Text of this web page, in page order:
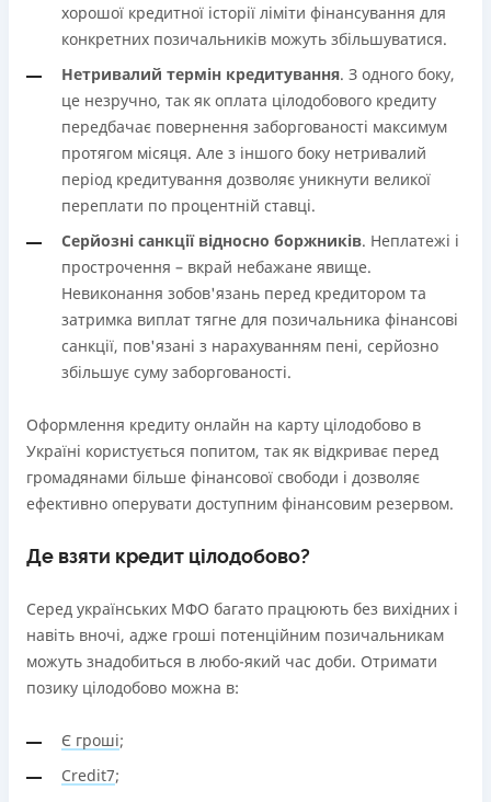
хорошої кредитної історії ліміти фінансування для
конкретних позичальників можуть збільшуватися.
Нетривалий термін кредитування. З одного боку,
це незручно, так як оплата цілодобового кредиту
передбачає повернення заборгованості максимум
протягом місяця. Але з іншого боку нетривалий
період кредитування дозволяє уникнути великої
переплати по процентній ставці.
Серйозні санкції відносно боржників. Неплатежі і
прострочення – вкрай небажане явище.
Невиконання зобов'язань перед кредитором та
затримка виплат тягне для позичальника фінансові
санкції, пов'язані з нарахуванням пені, серйозно
збільшує суму заборгованості.
Оформлення кредиту онлайн на карту цілодобово в
Україні користується попитом, так як відкриває перед
громадянами більше фінансової свободи і дозволяє
ефективно оперувати доступним фінансовим резервом.
Де взяти кредит цілодобово?
Серед українських МФО багато працюють без вихідних і
навіть вночі, адже гроші потенційним позичальникам
можуть знадобиться в любо-який час доби. Отримати
позику цілодобово можна в:
Є гроші;
Credit7;